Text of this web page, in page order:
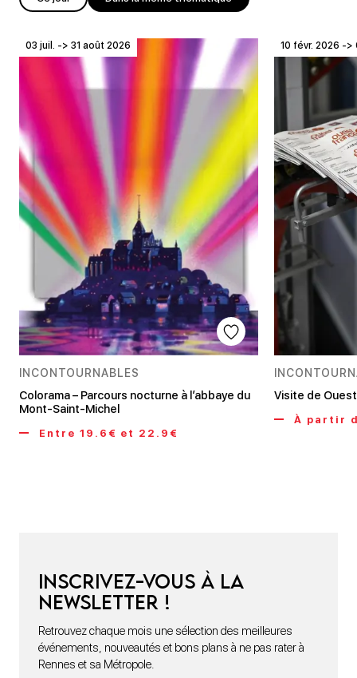
03 juil. -> 31 août 2026
INCONTOURNABLES
Colorama – Parcours nocturne à l’abbaye du
Mont-Saint-Michel
Entre 19.6€ et 22.9€
10 févr. 2026 ->
Visite de
À partir
Inscrivez-vous à la
newsletter !
Retrouvez chaque mois une sélection des meilleures
événements, nouveautés et bons plans à ne pas rater à
Rennes et sa Métropole.